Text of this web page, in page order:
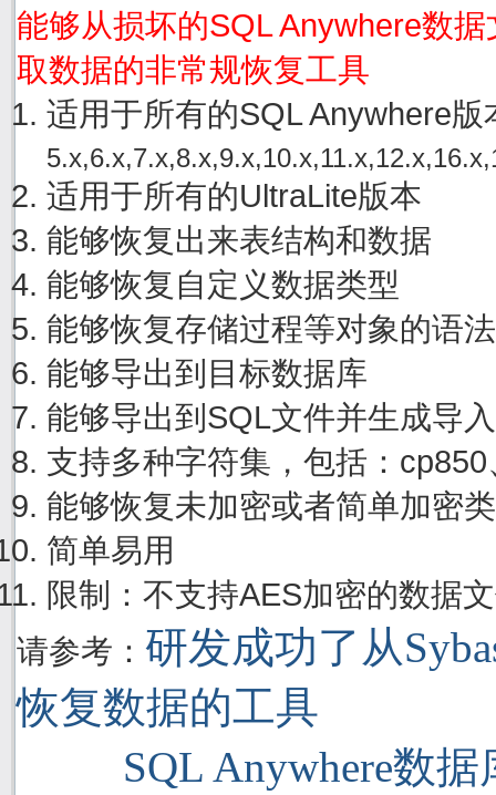
能够从损坏的SQL Anywhere数
取数据的非常规恢复工具
适用于所有的SQL Anywhere
适用于所有的UltraLite版本
能够恢复出来表结构和数据
能够恢复自定义数据类型
能够恢复存储过程等对象的语法
能够导出到目标数据库
能够导出到SQL文件并生成导
支持多种字符集，包括：
能够恢复未加密或者简单加密
简单易用
限制：不支持AES加密的数据
请参考： 研发成功了从
恢复数据的工具
SQL Anywhere数